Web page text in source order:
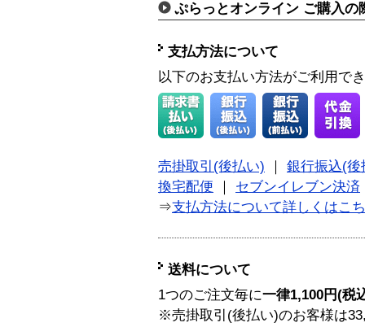
ぷらっとオンライン ご購入の
支払方法について
以下のお支払い方法がご利用で
売掛取引(後払い)
銀行振込(後
換宅配便
セブンイレブン決済
⇒支払方法について詳しくはこ
送料について
1つのご注文毎に一律1,100円(税
※売掛取引(後払い)のお客様は